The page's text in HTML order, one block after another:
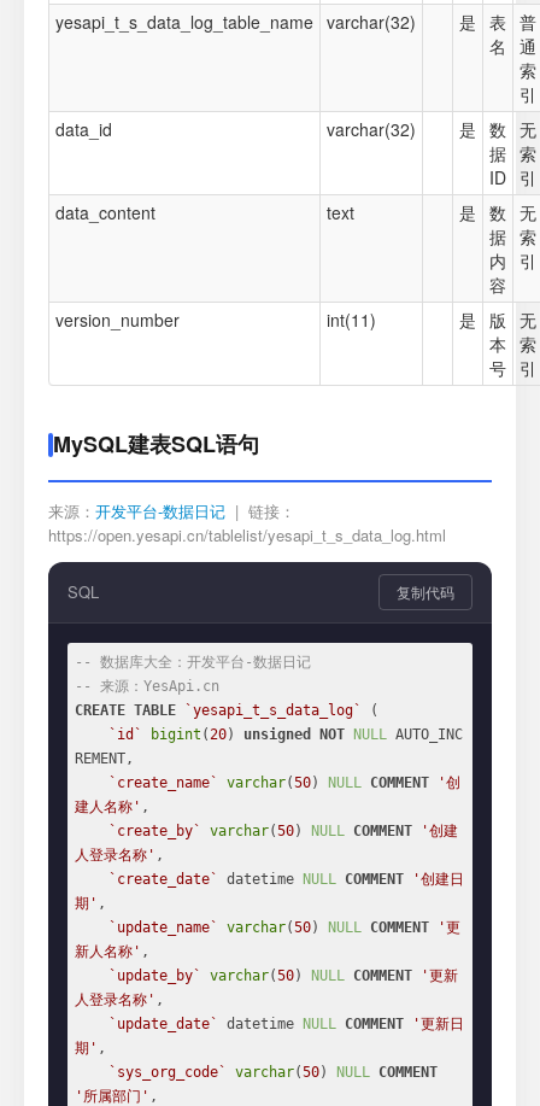
yesapi_t_s_data_log_table_name varchar(32) 是 表
名
普
通
索
引
data_id
varchar(32) 是 数
据
ID
无
索
引
data_content
text 是 数
据
内
容
无
索
引
version_number int(11) 是
版
本
号
无
索
引
MySQL建表SQL语句
来源： 开发平台-数据日记 | 链接：
https://open.yesapi.cn/tablelist/yesapi_t_s_data_log.html
SQL 复制代码
-- 数据库大全：开发平台-数据日记
-- 来源：YesApi.cn
CREATE TABLE `yesapi_t_s_data_log`
(
`id`
bigint (20) unsigned NOT NULL AUTO_INC
REMENT,
`create_name`
varchar(50) NULL COMMENT
'创
建人名称' ,
`create_by`
varchar(50) NULL COMMENT
'创建
人登录名称' ,
`create_date`
datetime NULL COMMENT
'创建日
期' ,
`update_name`
varchar(50) NULL COMMENT
'更
新人名称' ,
`update_by`
varchar(50) NULL COMMENT
'更新
人登录名称' ,
`update_date`
datetime NULL COMMENT
'更新日
期' ,
`sys_org_code`
varchar(50) NULL COMMENT
'所属部门' ,